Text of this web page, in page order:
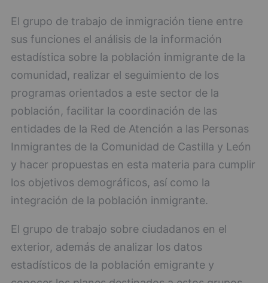
El grupo de trabajo de inmigración tiene entre
sus funciones el análisis de la información
estadística sobre la población inmigrante de la
comunidad, realizar el seguimiento de los
programas orientados a este sector de la
población, facilitar la coordinación de las
entidades de la Red de Atención a las Personas
Inmigrantes de la Comunidad de Castilla y León
y hacer propuestas en esta materia para cumplir
los objetivos demográficos, así como la
integración de la población inmigrante.
El grupo de trabajo sobre ciudadanos en el
exterior, además de analizar los datos
estadísticos de la población emigrante y